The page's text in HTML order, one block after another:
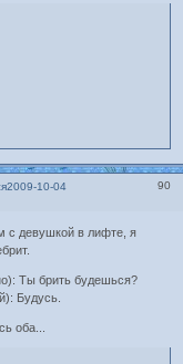
90
2009-10-04
с девушкой в лифте, я
Ты брить будешься?
Будусь.
оба...